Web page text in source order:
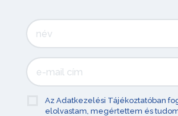
Az Adatkezelési Tájékoztatóban
elolvastam, megértettem és